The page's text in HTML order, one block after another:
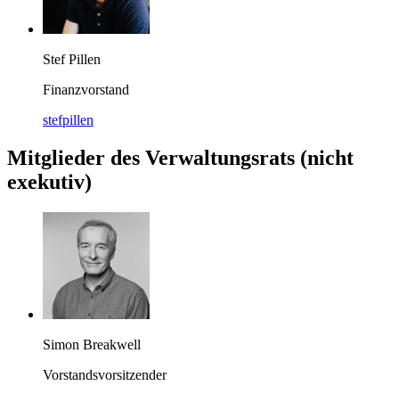
Stef Pillen
Finanzvorstand
stefpillen
Mitglieder des Verwaltungsrats (nicht
exekutiv)
Simon Breakwell
Vorstandsvorsitzender